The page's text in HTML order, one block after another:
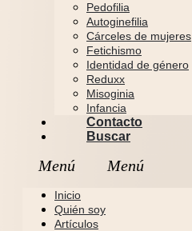
Pedofilia
Autoginefilia
Cárceles de mujeres
Fetichismo
Identidad de género
Reduxx
Misoginia
Infancia
Contacto
Buscar
Inicio
Quién soy
Artículos